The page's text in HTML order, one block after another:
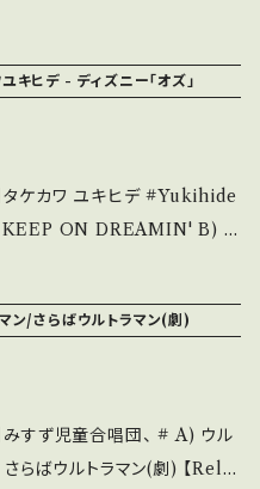
キズ多く痛み多 *その他、+ -
て
をお願い致します。 Please p
understand that it is se
面にてご確認ください。 __
ラマ *石森章太郎・原作、ロ
！ 参考視聴: https://youtu.b
Record：B/B (国内盤ソ
の年代にしては状態良好 __
、痛みも薄い B・多少痛み・キ
痛み多・キズ多く痛み多 *そ
のご購入をお願い致します。 P
it if you understand that
キヒデ - ディズニー「オズ」
ワ ユキヒデ #Yukihide
ソング 参考視聴: - 【Con
B/B+ (国内盤) ___
【About
】 S・新品未開封など A・綺
痛みも薄い B・多少痛み・キズ
ン/さらばウルトラマン(劇)
児童合唱団、 # A) ウル